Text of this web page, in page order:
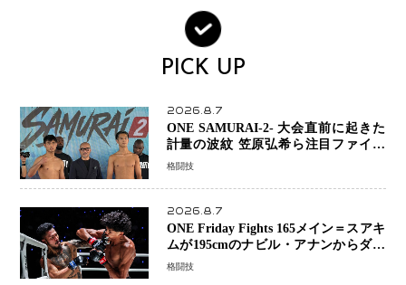
PICK UP
2026.8.7
ONE SAMURAI-2- 大会直前に起きた
計量の波紋 笠原弘希ら注目ファイタ
ーは契約体重で決戦へ、山本歩夢と平
格闘技
2026.8.7
ONE Friday Fights 165メイン＝スアキ
ムが195cmのナビル・アナンからダウ
ン奪取！猛反撃を耐え抜き判定勝利、
格闘技